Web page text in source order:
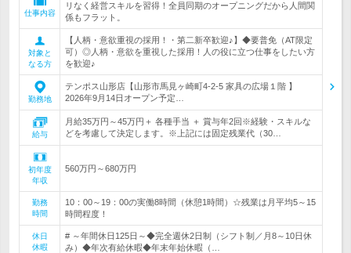
仕事内容
リなく経営スキルを習得！全員同期のオープニングだから人間関
係もフラット。
対象と
なる方
【人柄・意欲重視の採用！・第二新卒歓迎♪】◆要普免（AT限定
可）◎人柄・意欲を重視した採用！人の役に立つ仕事をしたい方
を歓迎♪
勤務地
テンポス山形店【山形市馬見ヶ崎町4-2-5 家具の広場１階 】
2026年9月14日オープン予定…
給与
月給35万円～45万円＋ 各種手当 ＋ 賞与年2回※経験・スキルな
どを考慮して決定します。※上記には固定残業代（30…
初年度
年収
560万円～680万円
勤務
時間
10：00～19：00の実働8時間（休憩1時間）☆残業は月平均5～15
時間程度！
休日
休暇
# ～年間休日125日～◆完全週休2日制（シフト制／月8～10日休
み）◆年次有給休暇◆年末年始休暇（…